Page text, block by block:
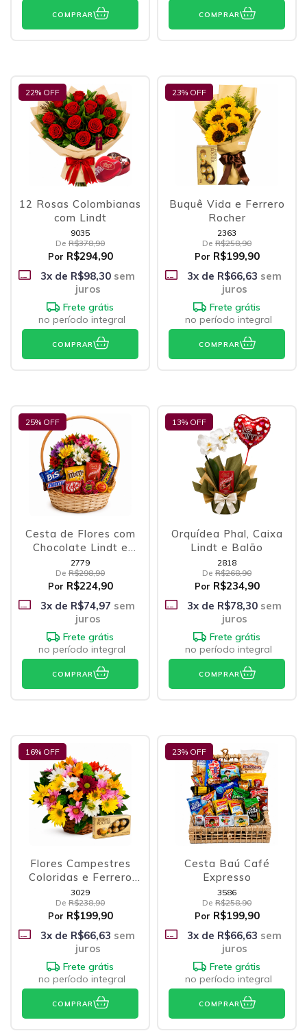
COMPRAR COMPRAR
22% OFF
12 Rosas Colombianas
com Lindt
9035
De R$378,90
Por R$294,90
3x de R$98,30 sem
juros
Frete grátis
no período integral
COMPRAR
23% OFF
Buquê Vida e Ferrero
Rocher
2363
De R$258,90
Por R$199,90
3x de R$66,63 sem
juros
Frete grátis
no período integral
COMPRAR
25% OFF
Cesta de Flores com
Chocolate Lindt e
Outras Delícias
2779
De R$298,90
Por R$224,90
3x de R$74,97 sem
juros
Frete grátis
no período integral
COMPRAR
13% OFF
Orquídea Phal, Caixa
Lindt e Balão
2818
De R$268,90
Por R$234,90
3x de R$78,30 sem
juros
Frete grátis
no período integral
COMPRAR
16% OFF
Flores Campestres
Coloridas e Ferrero
Rocher
3029
De R$238,90
Por R$199,90
3x de R$66,63 sem
juros
Frete grátis
no período integral
COMPRAR
23% OFF
Cesta Baú Café
Expresso
3586
De R$258,90
Por R$199,90
3x de R$66,63 sem
juros
Frete grátis
no período integral
COMPRAR